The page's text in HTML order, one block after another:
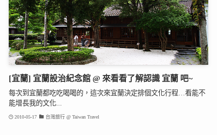
[宜蘭] 宜蘭設治紀念館 @ 來看看了解認識 宜蘭 吧~
每次到宜蘭都吃吃喝喝的，這次來宜蘭決定排個文化行程…看能不
能增長我的文化...
2010-05-17 台灣旅行 @ Taiwan Travel